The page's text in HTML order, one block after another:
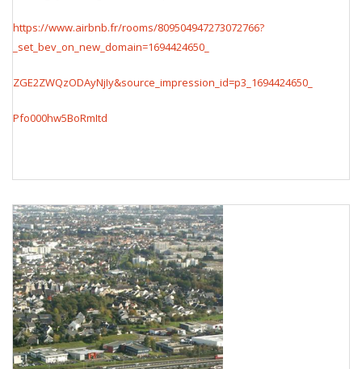
https://www.airbnb.fr/rooms/809504947273072766?
_set_bev_on_new_domain=1694424650_
ZGE2ZWQzODAyNjIy&source_impression_id=p3_1694424650_
Pfo000hw5BoRmItd